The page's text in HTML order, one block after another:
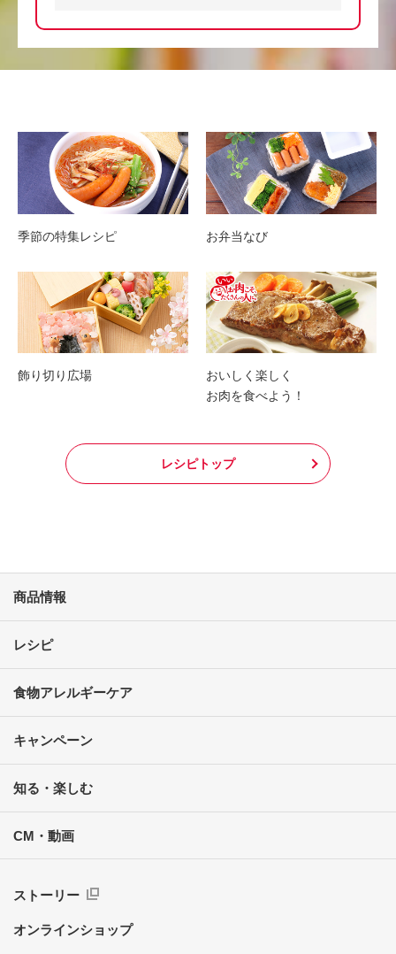
季節の特集レシピ お弁当なび
飾り切り広場
おいしく楽しく
お肉を食べよう！
レシピトップ
商品情報
レシピ
食物アレルギーケア
キャンペーン
知る・楽しむ
CM・動画
ストーリー
オンラインショップ